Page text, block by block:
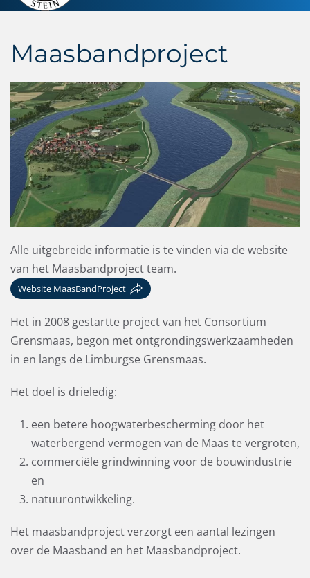
Maasbandproject
Alle uitgebreide informatie is te vinden via de website
van het Maasbandproject team.
Website MaasBandProject
Het in 2008 gestartte project van het Consortium
Grensmaas, begon met ontgrondingswerkzaamheden
in en langs de Limburgse Grensmaas.
Het doel is drieledig:
een betere hoogwaterbescherming door het
waterbergend vermogen van de Maas te vergroten,
commerciële grindwinning voor de bouwindustrie
en
natuurontwikkeling.
Het maasbandproject verzorgt een aantal lezingen
over de Maasband en het Maasbandproject.